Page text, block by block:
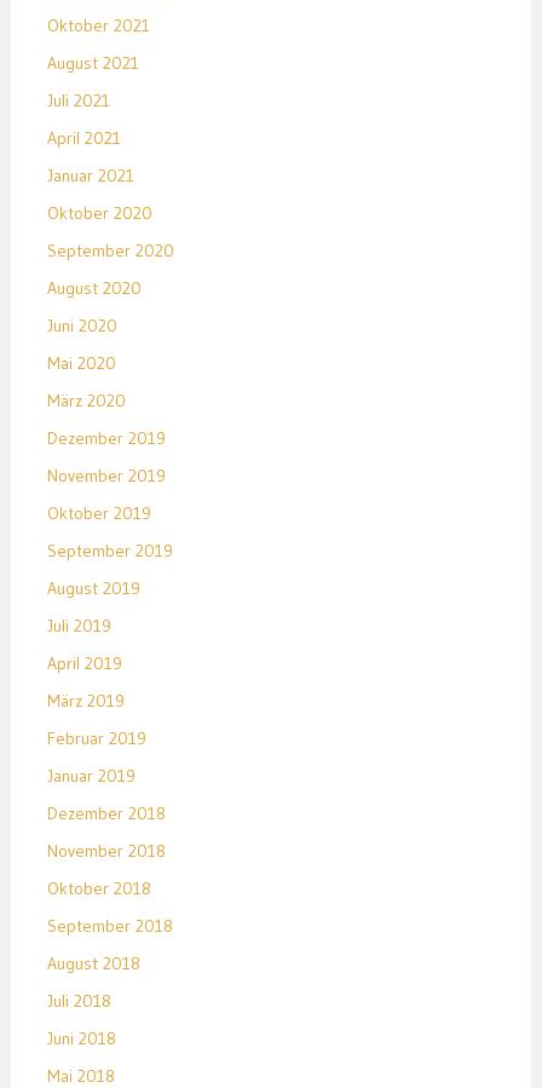
Oktober 2021
August 2021
Juli 2021
April 2021
Januar 2021
Oktober 2020
September 2020
August 2020
Juni 2020
Mai 2020
März 2020
Dezember 2019
November 2019
Oktober 2019
September 2019
August 2019
Juli 2019
April 2019
März 2019
Februar 2019
Januar 2019
Dezember 2018
November 2018
Oktober 2018
September 2018
August 2018
Juli 2018
Juni 2018
Mai 2018